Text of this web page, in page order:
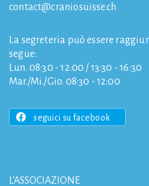
contact
craniosuisse.ch
La segreteria può essere
segue:
Lun. 08:30 - 12:00 / 13:30 - 16:30
Mar./Mi./Gio. 08:30 - 12:00
seguici su facebook
L'ASSOCIAZIONE